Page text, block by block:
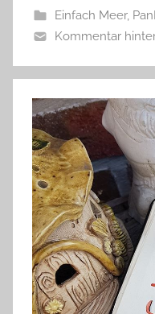
Einfach Meer,
Kommentar